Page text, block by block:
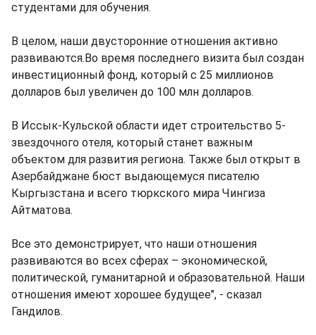
студентами для обучения.
В целом, наши двусторонние отношения активно
развиваются.Во время последнего визита был создан
инвестиционный фонд, который с 25 миллионов
долларов был увеличен до 100 млн долларов.
В Иссык-Кульской области идет строительство 5-
звездочного отеля, который станет важным
объектом для развития региона. Также был открыт в
Азербайджане бюст выдающемуся писателю
Кыргызстана и всего тюркского мира Чингиза
Айтматова.
Все это демонстрирует, что наши отношения
развиваются во всех сферах – экономической,
политической, гуманитарной и образовательной. Наши
отношения имеют хорошее будущее", - сказал
Гандилов.